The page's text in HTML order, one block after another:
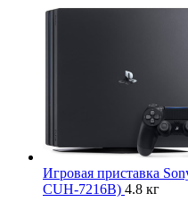
Игровая приставка
CUH-7216B) 4.8 кг